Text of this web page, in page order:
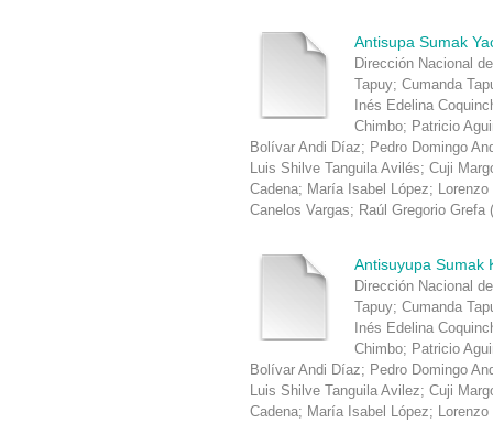
Antisupa Sumak
Dirección Nacional
Tapuy; Cumanda
Inés Edelina
Chimbo; Patricio
Bolívar Andi Díaz; Pedro Domingo
Luis Shilve Tanguila Avilés; Cuji
Cadena; María Isabel López;
Canelos Vargas; Raúl Gregorio Grefa (
Antisuyupa Sumak
Dirección Nacional
Tapuy; Cumanda
Inés Edelina
Chimbo; Patricio
Bolívar Andi Díaz; Pedro Domingo
Luis Shilve Tanguila Avilez; Cuji
Cadena; María Isabel López;